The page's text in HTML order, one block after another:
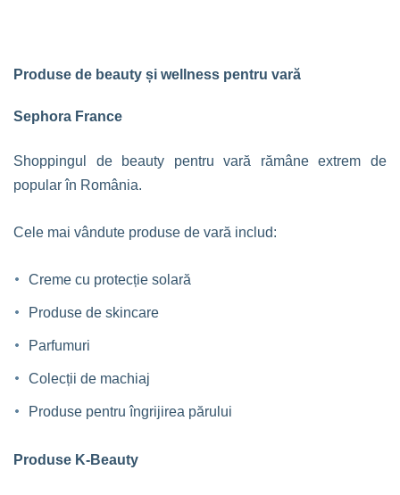
Produse de beauty și wellness pentru vară
Sephora France
Shoppingul de beauty pentru vară rămâne extrem de
popular în România.
Cele mai vândute produse de vară includ:
Creme cu protecție solară
Produse de skincare
Parfumuri
Colecții de machiaj
Produse pentru îngrijirea părului
Produse K-Beauty